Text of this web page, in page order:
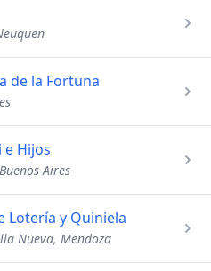
de la Fortuna
e Hijos
Aires
Lotería y Quiniela
Nueva, Mendoza